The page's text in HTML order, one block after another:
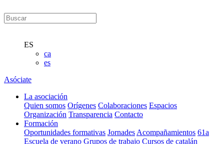
ES
ca
es
Asóciate
La asociación
Quien somos Orígenes Colaboraciones Espacios
Organización Transparencia Contacto
Formación
Oportunidades formativas Jornades Acompañamientos 61a
Escuela de verano Grupos de trabajo Cursos de catalán